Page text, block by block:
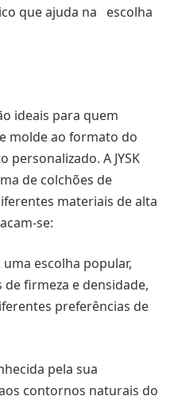
que ajuda na escolha
ideais para quem
molde ao formato do
A JYSK
de colchões de
materiais de alta
se:
uma escolha popular,
firmeza e densidade,
preferências de
pela sua
contornos naturais do